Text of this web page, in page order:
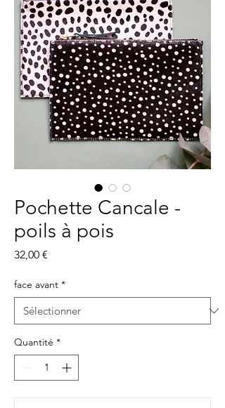
Pochette Cancale -
poils à pois
32,00 €
face avant *
Quantité *